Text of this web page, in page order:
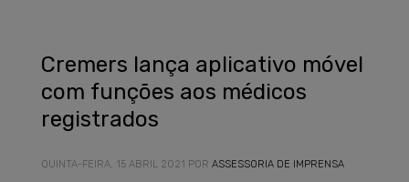
Cremers lança aplicativo móvel
com funções aos médicos
registrados
QUINTA-FEIRA, 15 ABRIL 2021 POR ASSESSORIA DE IMPRENSA